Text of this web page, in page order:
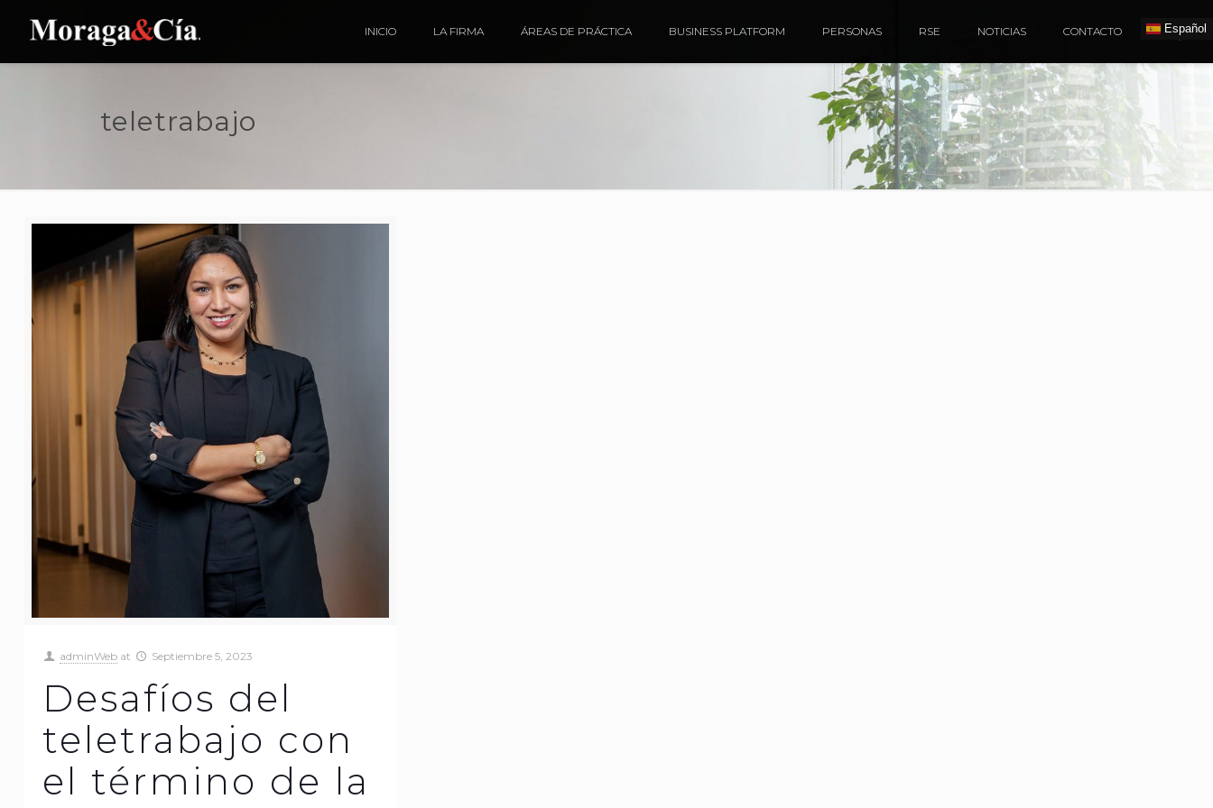
INICIO LA FIRMA ÁREAS DE PRÁCTICA BUSINESS PLATFORM PERSONAS RSE NOTICIAS CONTACTO Español
teletrabajo
adminWeb at Septiembre 5, 2023
Desafíos del
teletrabajo con
el término de la